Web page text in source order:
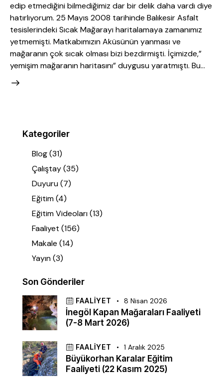
edip etmediğini bilmediğimiz dar bir delik daha vardı diye
hatırlıyorum. 25 Mayıs 2008 tarihinde Balıkesir Asfalt
tesislerindeki Sıcak Mağarayı haritalamaya zamanımız
yetmemişti. Matkabımızın Aküsünün yanması ve
mağaranın çok sıcak olması bizi bezdirmişti. İçimizde,”
yemişim mağaranın haritasını” duygusu yaratmıştı. Bu…
Kategoriler
Blog(31)
Çalıştay(35)
Duyuru(7)
Eğitim(4)
Eğitim Videoları(13)
Faaliyet (156)
Makale (14)
Yayın(3)
Son Gönderiler
FAALIYET 8 Nisan 2026
İnegöl Kapan Mağaraları Faaliyeti
(7-8 Mart 2026)
FAALIYET 1 Aralık 2025
Büyükorhan Karalar Eğitim
Faaliyeti (22 Kasım 2025)